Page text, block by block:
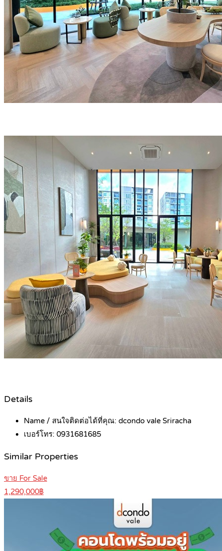
Details
Name / สนใจติดต่อได้ที่คุณ: dcondo vale Sriracha
เบอร์โทร: 0931681685
Similar Properties
ขาย For Sale
1,290,000฿